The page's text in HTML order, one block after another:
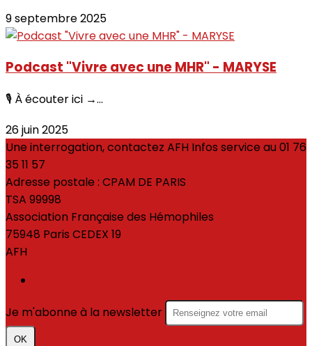
9 septembre 2025
Podcast "Vivre avec une MHR" - MARYSE
🎙 À écouter ici →...
26 juin 2025
Une interrogation, contactez AFH Infos service au 01 76
35 11 57
Adresse postale : CPAM DE PARIS
TSA 99998
Association Française des Hémophiles
75948 Paris CEDEX 19
AFH
Je m'abonne à la newsletter
OK